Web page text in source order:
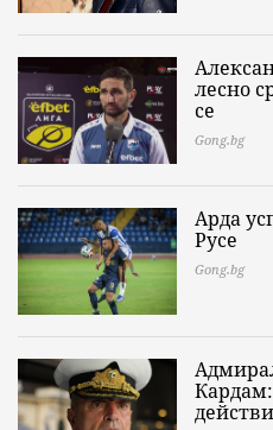
лесно
се
Gong.bg
Арда
Русе
Gong.bg